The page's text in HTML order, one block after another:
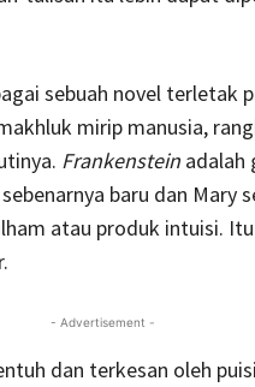
sebuah novel terletak
mirip manusia,
Frankensteinadalah
baru dan Mary
atau produk intuisi.
- Advertisement -
dan terkesan oleh